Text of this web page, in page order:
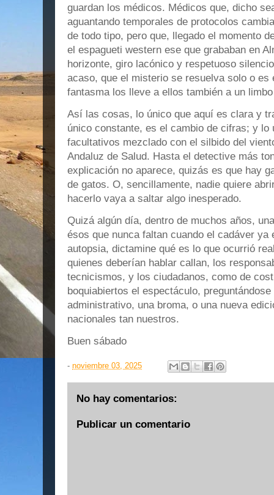
guardan los médicos. Médicos que, dicho
aguantando temporales de protocolos
de todo tipo, pero que, llegado el momento
el espagueti western ese que grababan en
horizonte, giro lacónico y respetuoso
acaso, que el misterio se resuelva solo o es
fantasma los lleve a ellos también a un
Así las cosas, lo único que aquí es clara y
único constante, es el cambio de cifras; y
facultativos mezclado con el silbido del
Andaluz de Salud. Hasta el detective más
explicación no aparece, quizás es que hay
de gatos. O, sencillamente, nadie quiere
hacerlo vaya a saltar algo inesperado.
Quizá algún día, dentro de muchos años,
ésos que nunca faltan cuando el cadáver
autopsia, dictamine qué es lo que ocurrió
quienes deberían hablar callan, los
tecnicismos, y los ciudadanos, como de
boquiabiertos el espectáculo,
administrativo, una broma, o una nueva
nacionales tan nuestros.
Buen sábado
- noviembre 03, 2025
No hay comentarios:
Publicar un comentario